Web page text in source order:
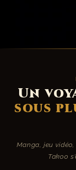
Un
sous
Manga, jeu
Takoo